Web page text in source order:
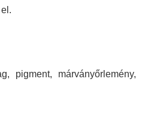
pigment, márványőrlemény,